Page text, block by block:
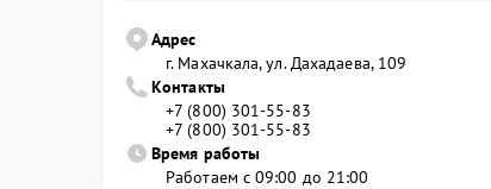
Адрес
г. Махачкала, ул. Дахадаева, 109
Контакты
+7 (800) 301-55-83
+7 (800) 301-55-83
Время работы
Работаем с 09:00 до 21:00